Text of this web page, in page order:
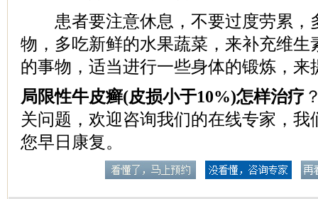
患者要注意休息，不要过度劳累，
物，多吃新鲜的水果蔬菜，来补充维生
的事物，适当进行一些身体的锻炼，来
局限性牛皮癣(皮损小于10%)怎样治疗
关问题，欢迎咨询我们的在线专家，我
您早日康复。